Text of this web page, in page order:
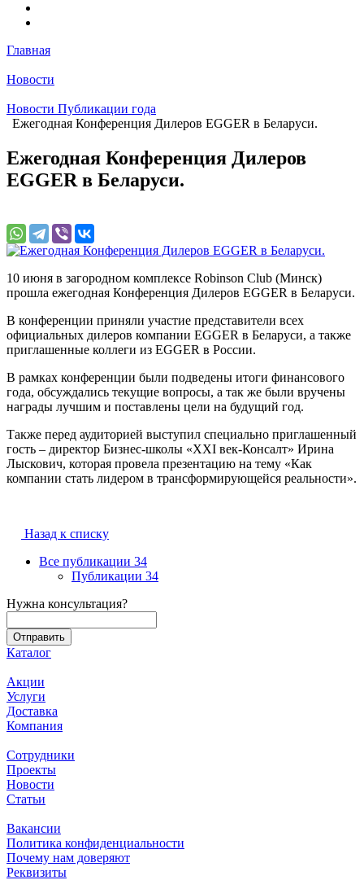
Главная
Новости
Новости Публикации года
Ежегодная Конференция Дилеров EGGER в Беларуси.
Ежегодная Конференция Дилеров
EGGER в Беларуси.
10 июня в загородном комплексе Robinson Club (Минск)
прошла ежегодная Конференция Дилеров EGGER в Беларуси.
В конференции приняли участие представители всех
официальных дилеров компании EGGER в Беларуси, а также
приглашенные коллеги из EGGER в России.
В рамках конференции были подведены итоги финансового
года, обсуждались текущие вопросы, а так же были вручены
награды лучшим и поставлены цели на будущий год.
Также перед аудиторией выступил специально приглашенный
гость – директор Бизнес-школы «XXI век-Консалт» Ирина
Лыскович, которая провела презентацию на тему «Как
компании стать лидером в трансформирующейся реальности».
Назад к списку
Все публикации 34
Публикации 34
Нужна консультация?
Каталог
Акции
Услуги
Доставка
Компания
Сотрудники
Проекты
Новости
Статьи
Вакансии
Политика конфиденциальности
Почему нам доверяют
Реквизиты